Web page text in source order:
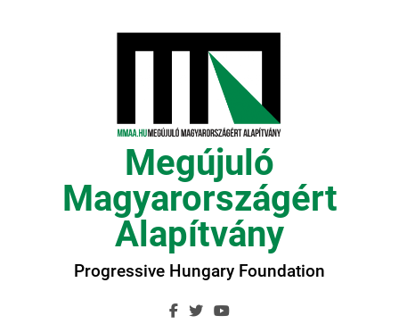
Megújuló
Magyarországért
Alapítvány
Progressive Hungary Foundation